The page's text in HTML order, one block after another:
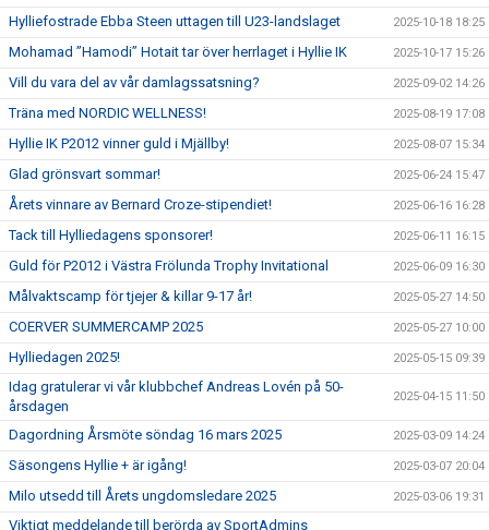
Hylliefostrade Ebba Steen uttagen till U23-landslaget 2025-10-18 18:25
Mohamad ”Hamodi” Hotait tar över herrlaget i Hyllie IK 2025-10-17 15:26
Vill du vara del av vår damlagssatsning? 2025-09-02 14:26
Träna med NORDIC WELLNESS! 2025-08-19 17:08
Hyllie IK P2012 vinner guld i Mjällby! 2025-08-07 15:34
Glad grönsvart sommar! 2025-06-24 15:47
Årets vinnare av Bernard Croze-stipendiet! 2025-06-16 16:28
Tack till Hylliedagens sponsorer! 2025-06-11 16:15
Guld för P2012 i Västra Frölunda Trophy Invitational 2025-06-09 16:30
Målvaktscamp för tjejer & killar 9-17 år! 2025-05-27 14:50
COERVER SUMMERCAMP 2025 2025-05-27 10:00
Hylliedagen 2025! 2025-05-15 09:39
Idag gratulerar vi vår klubbchef Andreas Lovén på 50-
årsdagen
2025-04-15 11:50
Dagordning Årsmöte söndag 16 mars 2025 2025-03-09 14:24
Säsongens Hyllie + är igång! 2025-03-07 20:04
Milo utsedd till Årets ungdomsledare 2025 2025-03-06 19:31
Viktigt meddelande till berörda av SportAdmins